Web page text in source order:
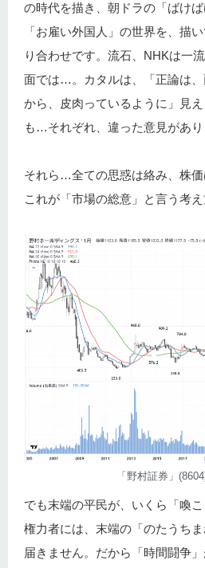
の時代を描き、朝ドラの「ばけ
「お雇い外国人」の世界を、描
り合わせです。流石、NHKは一
面では…。カタルは、「正論は
から、皮肉っているように」見
も…それぞれ、違った意見があり
それら…全ての思惑は絡み、株価
これが「市場の総意」と言う考え
「野村証券」
でも末端の平民が、いくら「喚
権力者には、末端の「のたうちま
届きません。だから「時間闘争